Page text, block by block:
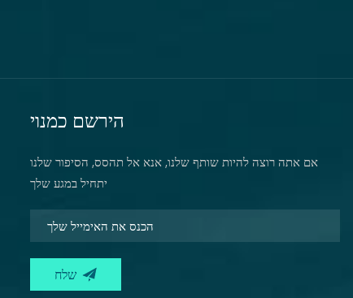
הירשם כמנוי
אם אתה רוצה להיות שותף שלנו, אנא אל תהסס, הסיפור שלנו
יתחיל במגע שלך